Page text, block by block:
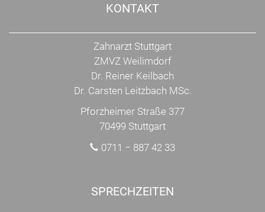
KONTAKT
Zahnarzt Stuttgart
ZMVZ Weilimdorf
Dr. Reiner Keilbach
Dr. Carsten Leitzbach MSc.
Pforzheimer Straße 377
70499 Stuttgart
0711 − 887 42 33
SPRECHZEITEN